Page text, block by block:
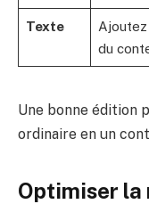
Texte
du
Une bonne édition
ordinaire en un
Optimiser la